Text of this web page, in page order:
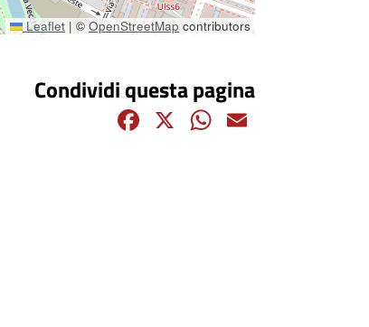
Leaflet | © OpenStreetMap contributors
Condividi questa pagina
Facebook
XWhatsApp